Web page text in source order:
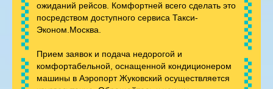
ожиданий рейсов. Комфортней всего сделать это
посредством доступного сервиса Такси-
Эконом.Москва.
Прием заявок и подача недорогой и
комфортабельной, оснащенной кондиционером
машины в Аэропорт Жуковский осуществляется